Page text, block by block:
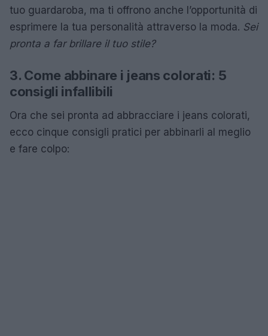
tuo guardaroba, ma ti offrono anche l’opportunità di
esprimere la tua personalità attraverso la moda. Sei
pronta a far brillare il tuo stile?
3. Come abbinare i jeans colorati: 5
consigli infallibili
Ora che sei pronta ad abbracciare i jeans colorati,
ecco cinque consigli pratici per abbinarli al meglio
e fare colpo: